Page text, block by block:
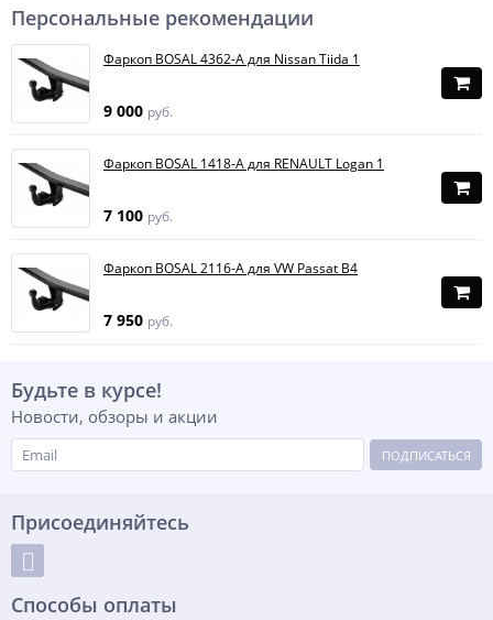
Персональные рекомендации
Фаркоп BOSAL 4362-A для Nissan Tiida 1
9 000 руб.
Фаркоп BOSAL 1418-A для RENAULT Logan 1
7 100 руб.
Фаркоп BOSAL 2116-A для VW Passat B4
7 950 руб.
Будьте в курсе!
Новости, обзоры и акции
ПОДПИСАТЬСЯ
Присоединяйтесь
Способы оплаты